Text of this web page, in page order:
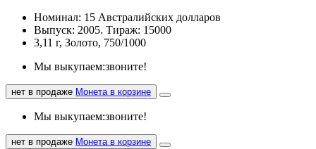
Номинал: 15 Австралийских долларов
Выпуск: 2005. Тираж: 15000
3,11 г, Золото, 750/1000
Мы выкупаем:звоните!
нет в продаже Монета в корзине
Мы выкупаем:звоните!
нет в продаже Монета в корзине